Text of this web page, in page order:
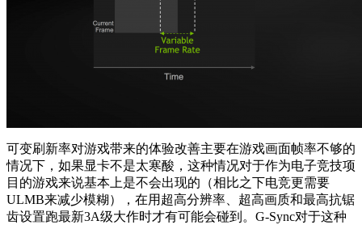
可变刷新率对游戏带来的体验改善主要在游戏画面帧率不够的
情况下，如果显卡不是太寒酸，这种情况对于作为电子竞技项
目的游戏来说基本上是不会出现的（相比之下电竞更需要
ULMB来减少模糊），在用超高分辨率、超高画质和最高抗锯
齿设置跑最新3A级大作时才有可能会碰到。G-Sync对于这种